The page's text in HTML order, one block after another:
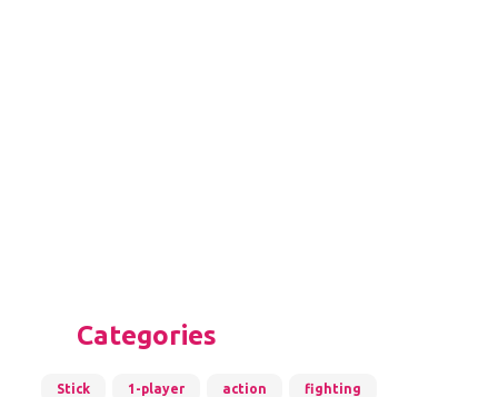
Categories
Stick 1-player action fighting